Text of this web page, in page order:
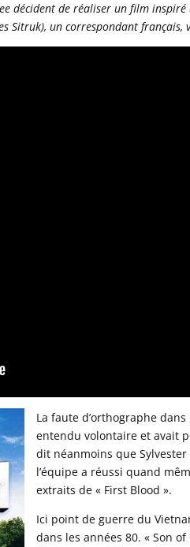
décident de réaliser un film inspiré
Sitruk), un correspondant français,
La faute d’orthographe
entendu volontaire et avait
dit néanmoins que Sylvester
l’équipe a réussi quand
extraits de « First Blood ».
Ici point de guerre du
dans les années 80. « Son